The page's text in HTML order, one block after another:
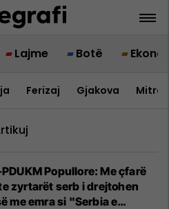
Lajme Botë
Ferizaj Gjakova
Popullore: Me çfarë
zyrtarët serb i drejtohen
me emra si "Serbia e